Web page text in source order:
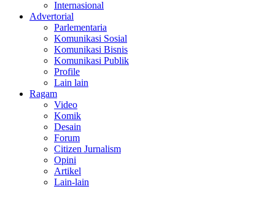
Internasional
Advertorial
Parlementaria
Komunikasi Sosial
Komunikasi Bisnis
Komunikasi Publik
Profile
Lain lain
Ragam
Video
Komik
Desain
Forum
Citizen Jurnalism
Opini
Artikel
Lain-lain